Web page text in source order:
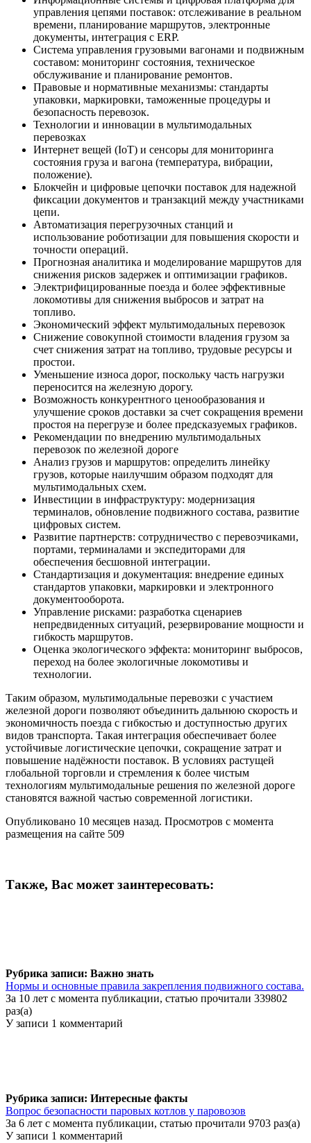
управления цепями поставок: отслеживание в реальном
времени, планирование маршрутов, электронные
документы, интеграция с ERP.
Система управления грузовыми вагонами и подвижным
составом: мониторинг состояния, техническое
обслуживание и планирование ремонтов.
Правовые и нормативные механизмы: стандарты
упаковки, маркировки, таможенные процедуры и
безопасность перевозок.
Технологии и инновации в мультимодальных
перевозках
Интернет вещей (IoT) и сенсоры для мониторинга
состояния груза и вагона (температура, вибрации,
положение).
Блокчейн и цифровые цепочки поставок для надежной
фиксации документов и транзакций между участниками
цепи.
Автоматизация перегрузочных станций и
использование роботизации для повышения скорости и
точности операций.
Прогнозная аналитика и моделирование маршрутов для
снижения рисков задержек и оптимизации графиков.
Электрифицированные поезда и более эффективные
локомотивы для снижения выбросов и затрат на
топливо.
Экономический эффект мультимодальных перевозок
Снижение совокупной стоимости владения грузом за
счет снижения затрат на топливо, трудовые ресурсы и
простои.
Уменьшение износа дорог, поскольку часть нагрузки
переносится на железную дорогу.
Возможность конкурентного ценообразования и
улучшение сроков доставки за счет сокращения времени
простоя на перегрузе и более предсказуемых графиков.
Рекомендации по внедрению мультимодальных
перевозок по железной дороге
Анализ грузов и маршрутов: определить линейку
грузов, которые наилучшим образом подходят для
мультимодальных схем.
Инвестиции в инфраструктуру: модернизация
терминалов, обновление подвижного состава, развитие
цифровых систем.
Развитие партнерств: сотрудничество с перевозчиками,
портами, терминалами и экспедиторами для
обеспечения бесшовной интеграции.
Стандартизация и документация: внедрение единых
стандартов упаковки, маркировки и электронного
документооборота.
Управление рисками: разработка сценариев
непредвиденных ситуаций, резервирование мощности и
гибкость маршрутов.
Оценка экологического эффекта: мониторинг выбросов,
переход на более экологичные локомотивы и
технологии.
Таким образом, мультимодальные перевозки с участием
железной дороги позволяют объединить дальнюю скорость и
экономичность поезда с гибкостью и доступностью других
видов транспорта. Такая интеграция обеспечивает более
устойчивые логистические цепочки, сокращение затрат и
повышение надёжности поставок. В условиях растущей
глобальной торговли и стремления к более чистым
технологиям мультимодальные решения по железной дороге
становятся важной частью современной логистики.
Опубликовано 10 месяцев назад. Просмотров с момента
размещения на сайте 509
Также, Вас может заинтересовать:
Рубрика записи: Важно знать
Нормы и основные правила закрепления подвижного состава.
За 10 лет с момента публикации, статью прочитали 339802
раз(а)
У записи 1 комментарий
Рубрика записи: Интересные факты
Вопрос безопасности паровых котлов у паровозов
За 6 лет с момента публикации, статью прочитали 9703 раз(а)
У записи 1 комментарий